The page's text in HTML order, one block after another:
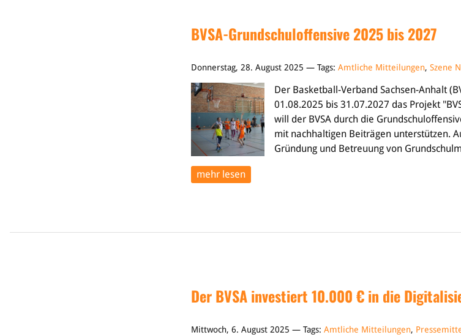
BVSA-Grundschuloffensive 2025 bis 2027
Donnerstag, 28. August 2025 — Tags: Amtliche Mitteilungen, Szene
Der Basketball-Verband Sachsen-Anhalt
01.08.2025 bis 31.07.2027 das Projekt
will der BVSA durch die
mit nachhaltigen Beiträgen unterstützen.
Gründung und Betreuung von
mehr lesen
Der BVSA investiert 10.000 € in die
Mittwoch, 6. August 2025 — Tags: Amtliche Mitteilungen,